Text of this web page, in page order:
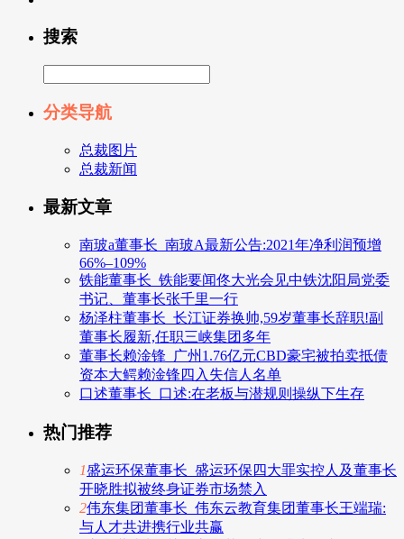
搜索
分类导航
总裁图片
总裁新闻
最新文章
南玻a董事长_南玻A最新公告:2021年净利润预增
66%–109%
铁能董事长_铁能要闻佟大光会见中铁沈阳局党委
书记、董事长张千里一行
杨泽柱董事长_长江证券换帅,59岁董事长辞职!副
董事长履新,任职三峡集团多年
董事长赖淦锋_广州1.76亿元CBD豪宅被拍卖抵债
资本大鳄赖淦锋四入失信人名单
口述董事长_口述:在老板与潜规则操纵下生存
热门推荐
1盛运环保董事长_盛运环保四大罪实控人及董事长
开晓胜拟被终身证券市场禁入
2伟东集团董事长_伟东云教育集团董事长王端瑞:
与人才共进携行业共赢